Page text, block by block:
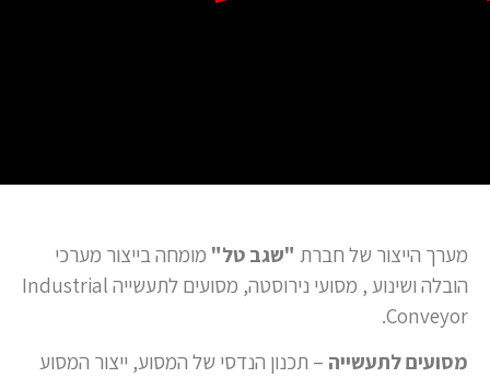
מערך הייצור של חברת "שגב טל" מומחה בייצור מערכי
הובלה ושינוע , מסועי נירוסטה, מסועים לתעשייה Industrial
Conveyor.
מסועים לתעשייה – תכנון הנדסי של המסוע, ייצור המסוע